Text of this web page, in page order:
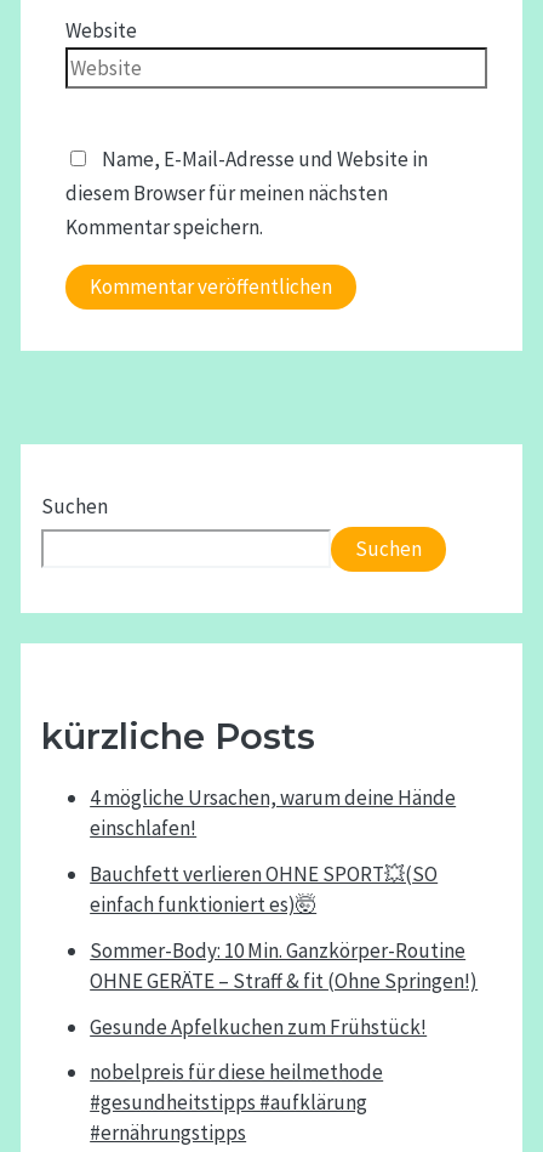
Website
Name, E-Mail-Adresse und Website in
diesem Browser für meinen nächsten
Kommentar speichern.
Suchen
Suchen
kürzliche Posts
4 mögliche Ursachen, warum deine Hände
einschlafen!
Bauchfett verlieren OHNE SPORT💥(SO
einfach funktioniert es)🤯
Sommer-Body: 10 Min. Ganzkörper-Routine
OHNE GERÄTE – Straff & fit (Ohne Springen!)
Gesunde Apfelkuchen zum Frühstück!
nobelpreis für diese heilmethode
#gesundheitstipps #aufklärung
#ernährungstipps